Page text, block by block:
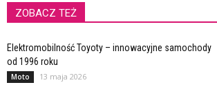
ZOBACZ TEŻ
Elektromobilność Toyoty – innowacyjne samochody
od 1996 roku
Moto 13 maja 2026